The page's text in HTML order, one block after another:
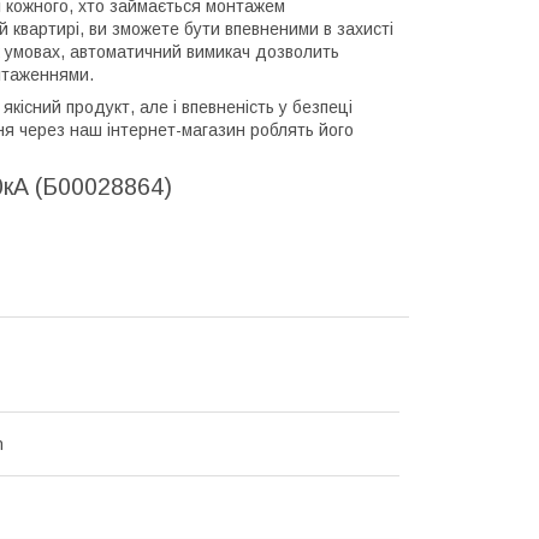
хто займається монтажем
ви зможете бути впевненими в захисті
автоматичний вимикач дозволить
продукт, але і впевненість у безпеці
через наш інтернет-магазин роблять його
(Б00028864)